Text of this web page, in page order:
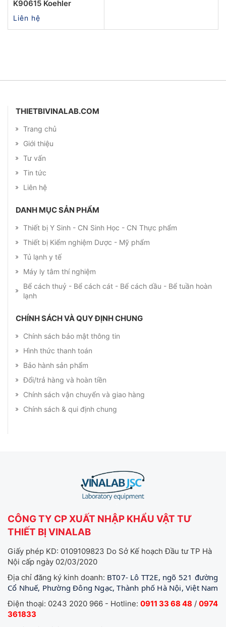
K90615 Koehler
Liên hệ
THIETBIVINALAB.COM
Trang chủ
Giới thiệu
Tư vấn
Tin tức
Liên hệ
DANH MỤC SẢN PHẨM
Thiết bị Y Sinh - CN Sinh Học - CN Thực phẩm
Thiết bị Kiểm nghiệm Dược - Mỹ phẩm
Tủ lạnh y tế
Máy ly tâm thí nghiệm
Bể cách thuỷ - Bể cách cát - Bể cách dầu - Bể tuần hoàn
lạnh
CHÍNH SÁCH VÀ QUY ĐỊNH CHUNG
Chính sách bảo mật thông tin
Hình thức thanh toán
Bảo hành sản phẩm
Đổi/trả hàng và hoàn tiền
Chính sách vận chuyển và giao hàng
Chính sách & qui định chung
CÔNG TY CP XUẤT NHẬP KHẨU VẬT TƯ
THIẾT BỊ VINALAB
Giấy phép KD: 0109109823 Do Sở Kế hoạch Đầu tư TP Hà
Nội cấp ngày 02/03/2020
Địa chỉ đăng ký kinh doanh: BT07- Lô TT2E, ngõ 521 đường
Cổ Nhuế, Phường Đông Ngạc, Thành phố Hà Nội, Việt Nam
Điện thoại: 0243 2020 966 - Hotline: 0911 33 68 48 / 0974
361833